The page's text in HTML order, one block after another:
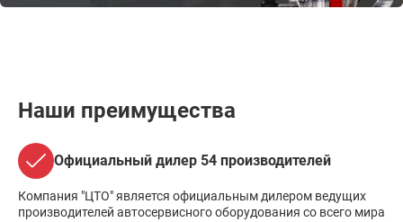
Наши преимущества
Официальный дилер 54 производителей
Компания "ЦТО" является официальным дилером ведущих
производителей автосервисного оборудования со всего мира